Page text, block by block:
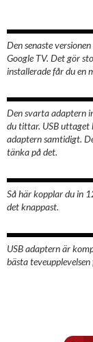
Den senaste
Google TV. Det gör
installerade får du en
Den svarta adaptern
du tittar. USB
adaptern samtidigt.
tänka på det.
Så här kopplar du in
det knappast.
USB adaptern är
bästa